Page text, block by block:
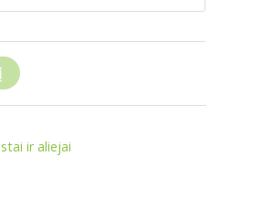
ir aliejai